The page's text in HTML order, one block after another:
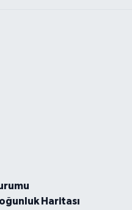
Haritası